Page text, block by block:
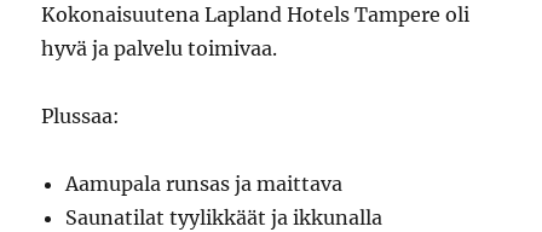
Kokonaisuutena Lapland Hotels Tampere oli
hyvä ja palvelu toimivaa.
Plussaa:
Aamupala runsas ja maittava
Saunatilat tyylikkäät ja ikkunalla